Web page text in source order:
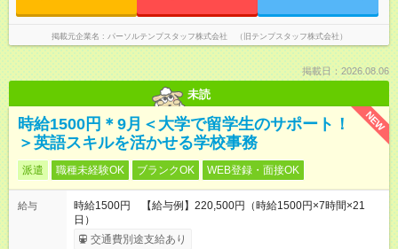
掲載元企業名 パーソルテンプスタッフ株式会社 （旧テンプスタッフ株式会社）
掲載日：2026.08.06
未読
NEW
時給1500円＊9月＜大学で留学生のサポート！
＞英語スキルを活かせる学校事務
派遣 職種未経験OK ブランクOK WEB登録・面接OK
給与
時給1500円 【給与例】220,500円（時給1500円×7時間×21
日）
交通費別途支給あり